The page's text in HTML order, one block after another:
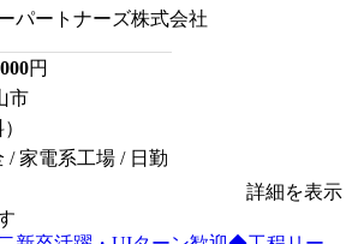
パートナーズ株式会社
円
市
/ 家電系工場 / 日勤
詳細を表示